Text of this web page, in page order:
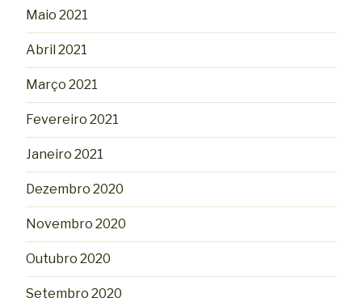
Maio 2021
Abril 2021
Março 2021
Fevereiro 2021
Janeiro 2021
Dezembro 2020
Novembro 2020
Outubro 2020
Setembro 2020